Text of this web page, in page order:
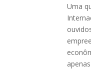
Uma